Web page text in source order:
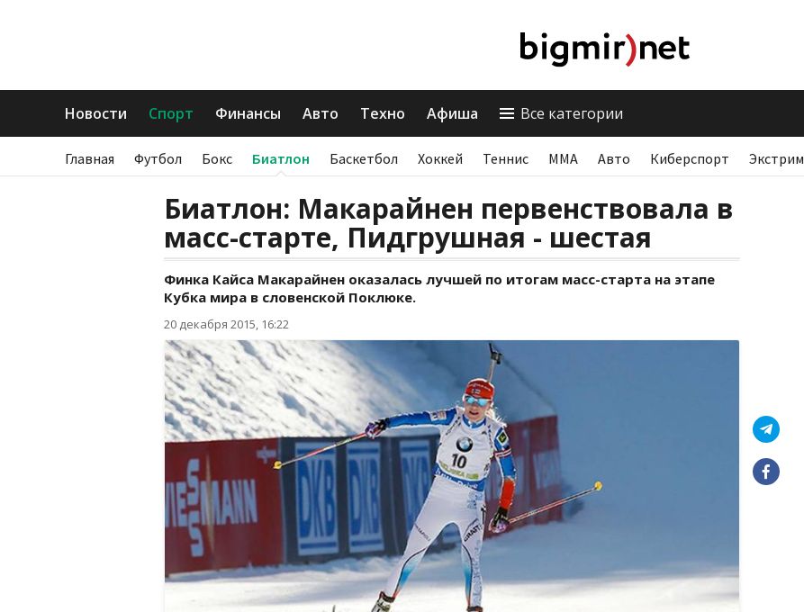
Новости Спорт Финансы Авто Техно Афиша Все категории
Главная Футбол Бокс Биатлон Баскетбол Хоккей Теннис ММА Авто Киберспорт Экстрим
Биатлон: Макарайнен первенствовала в
масс-старте, Пидгрушная - шестая
Финка Кайса Макарайнен оказалась лучшей по итогам масс-старта на этапе
Кубка мира в словенской Поклюке.
20 декабря 2015, 16:22